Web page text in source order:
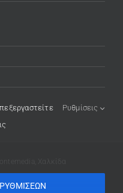
in a new tab)
Χαλκίδα
tab)
in a new tab)
X
(opens in a new tab)
Instagram
(opens in a new tab)
Ρυθμίσεις